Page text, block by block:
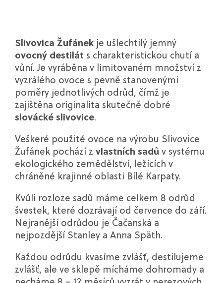
Slivovica Žufánek je ušlechtilý jemný
ovocný destilát s charakteristickou chutí a
vůní. Je vyráběna v limitovaném množství z
vyzrálého ovoce s pevně stanovenými
poměry jednotlivých odrůd, čímž je
zajištěna originalita skutečně dobré
slovácké slivovice.
Veškeré použité ovoce na výrobu Slivovice
Žufánek pochází z vlastních sadů v systému
ekologického zemědělství, ležících v
chráněné krajinné oblasti Bílé Karpaty.
Kvůli rozloze sadů máme celkem 8 odrůd
švestek, které dozrávají od července do září.
Nejranější odrůdou je Čačanská a
nejpozdější Stanley a Anna Späth.
Každou odrůdu kvasíme zvlášť, destilujeme
zvlášť, ale ve sklepě mícháme dohromady a